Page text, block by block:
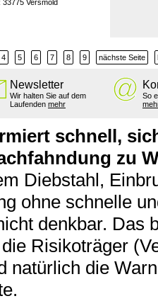
33775 Versmold
4 5 6 7 8 9 nächste Seite
Newsletter
Wir halten Sie auf dem
Laufenden mehr
So
schnell,
zu
Diebstahl,
ohne schnelle
denkbar. Das
Risikoträger
natürlich die